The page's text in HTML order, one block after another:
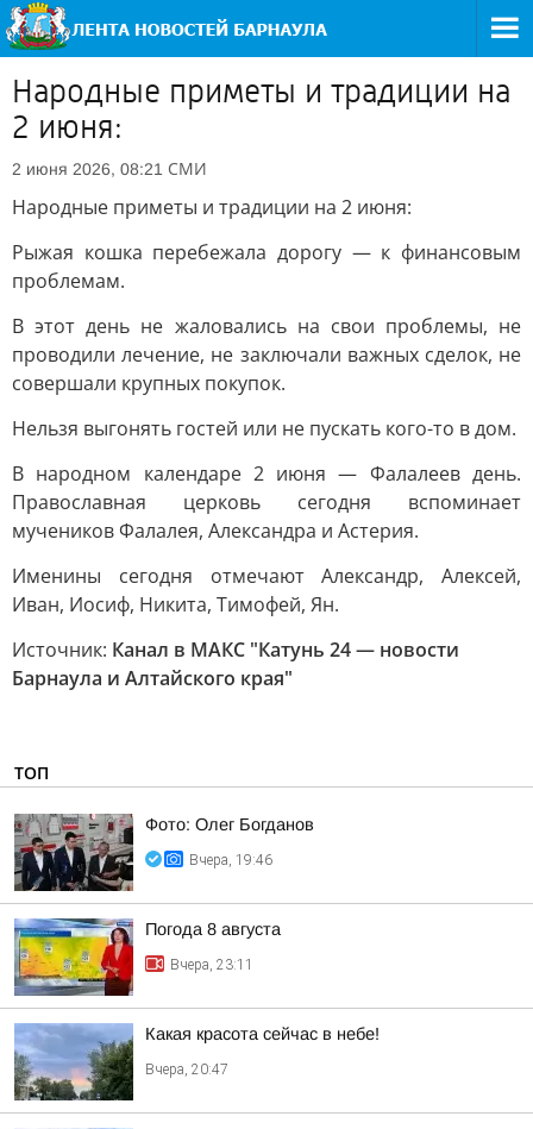
Народные приметы и традиции на
2 июня:
2 июня 2026, 08:21 СМИ
Народные приметы и традиции на 2 июня:
Рыжая кошка перебежала дорогу — к финансовым
проблемам.
В этот день не жаловались на свои проблемы, не
проводили лечение, не заключали важных сделок, не
совершали крупных покупок.
Нельзя выгонять гостей или не пускать кого-то в дом.
В народном календаре 2 июня — Фалалеев день.
Православная церковь сегодня вспоминает
мучеников Фалалея, Александра и Астерия.
Именины сегодня отмечают Александр, Алексей,
Иван, Иосиф, Никита, Тимофей, Ян.
Источник: Канал в МАКС "Катунь 24 — новости
Барнаула и Алтайского края"
ТОП
Фото: Олег Богданов
Вчера, 19:46
Погода 8 августа
Вчера, 23:11
Какая красота сейчас в небе!
Вчера, 20:47